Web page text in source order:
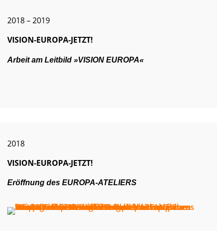
2018 – 2019
VISION-EUROPA-JETZT!
Arbeit am Leitbild »VISION EUROPA«
2018
VISION-EUROPA-JETZT!
Eröffnung des EUROPA-ATELIERS